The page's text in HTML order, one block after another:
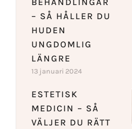
– SÅ HÅLLER DU
HUDEN
UNGDOMLIG
LÄNGRE
13 januari 2024
ESTETISK
MEDICIN – SÅ
VÄLJER DU RÄTT